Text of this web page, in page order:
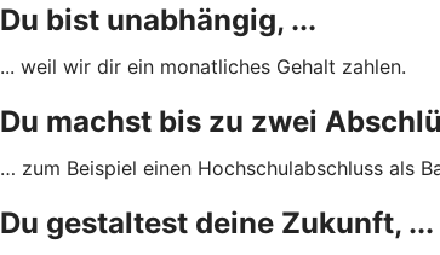
Du bist unabhängig, ...
... weil wir dir ein monatliches Gehalt zahlen.
Du machst bis zu zwei
… zum Beispiel einen Hochschulabschluss als
Du gestaltest deine Zukunft, ...